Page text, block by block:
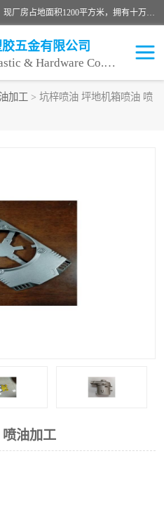
良鸿塑胶五金有限公司成 立于1998年，现厂房占地面积1200平方米，拥有十万级无尘车间，自动喷涂线1条，手动喷涂线2条，丝印移印滚印烫印拉线1条，本公司自建厂以来一直 以“顾客、品质、服务三个第一”为原则，从来货到处理、喷漆、烘烤、品检、包装等每一道工序都严格把持质量关，竭诚为广大朋友、客户服务。现如今已深得广 大客户信赖。
五金有限公司
Liang Hong Plastic & Hardware Co. Ltd
加工 > 坑梓喷油 坪地机箱喷油 喷
油加工